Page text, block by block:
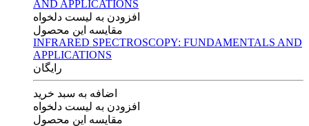
افزودن به لیست دلخواه
مقایسه این محصول
INFRARED SPECTROSCOPY: FUNDAMENTALS AND
APPLICATIONS
رایگان
اضافه به سبد خرید
افزودن به لیست دلخواه
مقایسه این محصول